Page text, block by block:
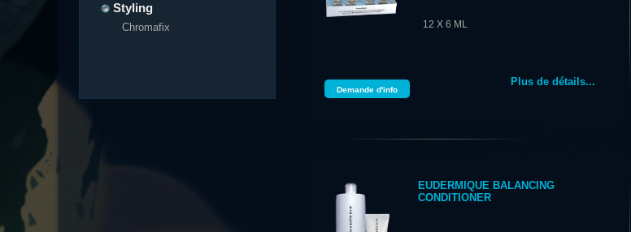
Styling
Chromafix 12 X 6 ML
Demande d'info
Plus de détails...
EUDERMIQUE BALANCING
CONDITIONER